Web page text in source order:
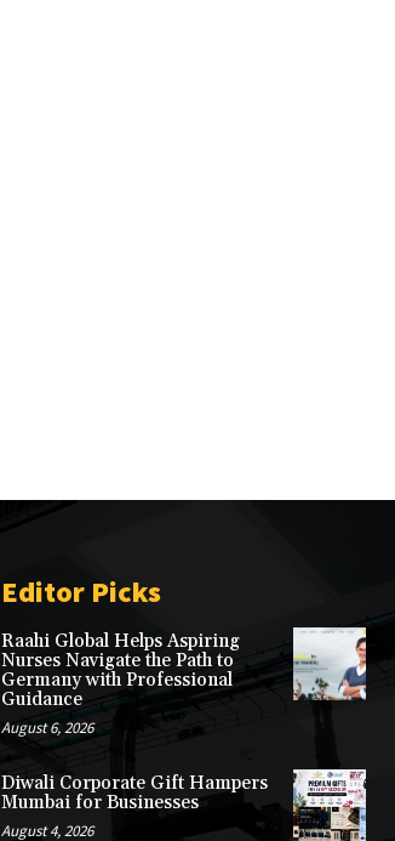
Editor Picks
Raahi Global Helps Aspiring
Nurses Navigate the Path to
Germany with Professional
Guidance
August 6, 2026
Diwali Corporate Gift Hampers
Mumbai for Businesses
August 4, 2026